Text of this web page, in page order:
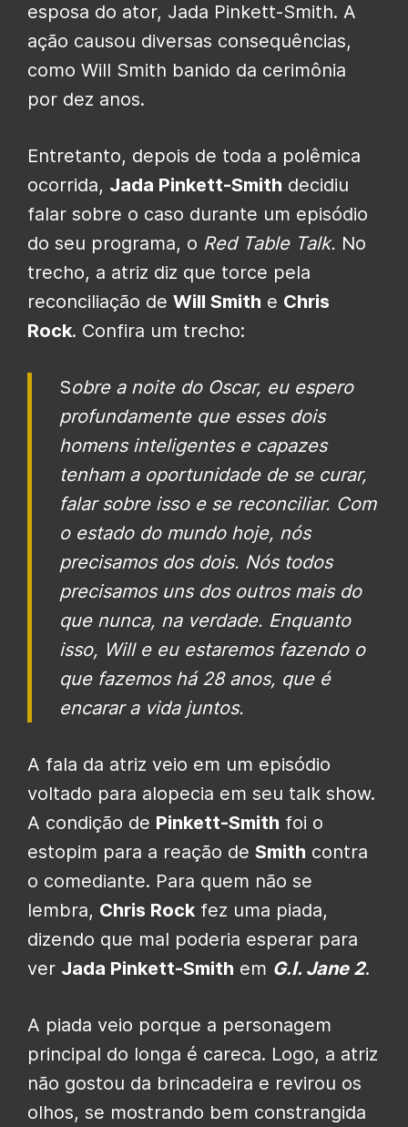
esposa do ator, Jada Pinkett-Smith. A
ação causou diversas consequências,
como Will Smith banido da cerimônia
por dez anos.
Entretanto, depois de toda a polêmica
ocorrida, Jada Pinkett-Smith decidiu
falar sobre o caso durante um episódio
do seu programa, o Red Table Talk. No
trecho, a atriz diz que torce pela
reconciliação de Will Smith e Chris
Rock. Confira um trecho:
Sobre a noite do Oscar, eu espero
profundamente que esses dois
homens inteligentes e capazes
tenham a oportunidade de se curar,
falar sobre isso e se reconciliar. Com
o estado do mundo hoje, nós
precisamos dos dois. Nós todos
precisamos uns dos outros mais do
que nunca, na verdade. Enquanto
isso, Will e eu estaremos fazendo o
que fazemos há 28 anos, que é
encarar a vida juntos.
A fala da atriz veio em um episódio
voltado para alopecia em seu talk show.
A condição de Pinkett-Smith foi o
estopim para a reação de Smith contra
o comediante. Para quem não se
lembra, Chris Rock fez uma piada,
dizendo que mal poderia esperar para
ver Jada Pinkett-Smith em G.I. Jane 2.
A piada veio porque a personagem
principal do longa é careca. Logo, a atriz
não gostou da brincadeira e revirou os
olhos, se mostrando bem constrangida